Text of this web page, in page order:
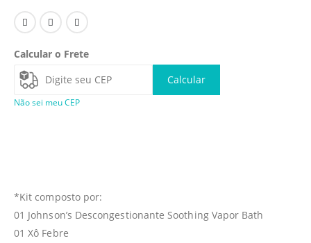
Calcular o Frete
Calcular
Não sei meu CEP
*Kit composto por:
01 Johnson’s Descongestionante Soothing Vapor Bath
01 Xô Febre